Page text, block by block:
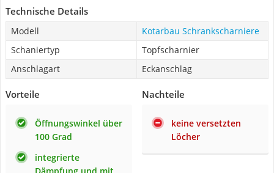
Technische Details
Modell
Kotarbau Schrankscharniere
Schaniertyp
Topfscharnier
Anschlagart
Eckanschlag
Vorteile
Öffnungswinkel über
100 Grad
integrierte
Nachteile
keine versetzten
Löcher